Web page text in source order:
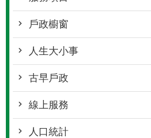
戶政櫥窗
人生大小事
古早戶政
線上服務
人口統計